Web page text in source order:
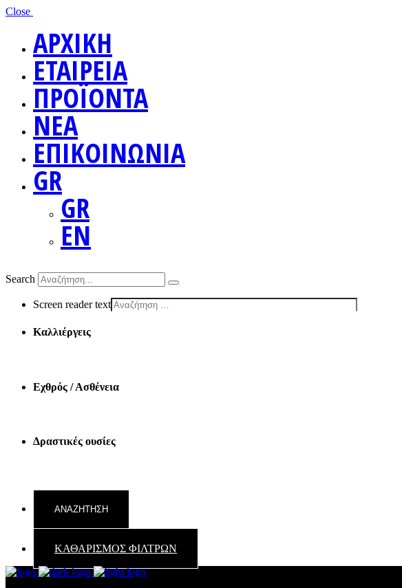
Close
ΑΡΧΙΚΗ
ΕΤΑΙΡΕΙΑ
ΠΡΟΪΟΝΤΑ
ΝΕΑ
ΕΠΙΚΟΙΝΩΝΙΑ
GR
GR
EN
Search
Screen reader text
Καλλιέργεις
Εχθρός / Ασθένεια
Δραστικές ουσίες
ΚΑΘΑΡΙΣΜΟΣ ΦΙΛΤΡΩΝ